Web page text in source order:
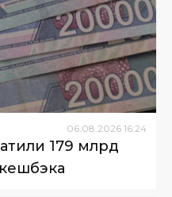
06.08.2026 16:24
179 млрд